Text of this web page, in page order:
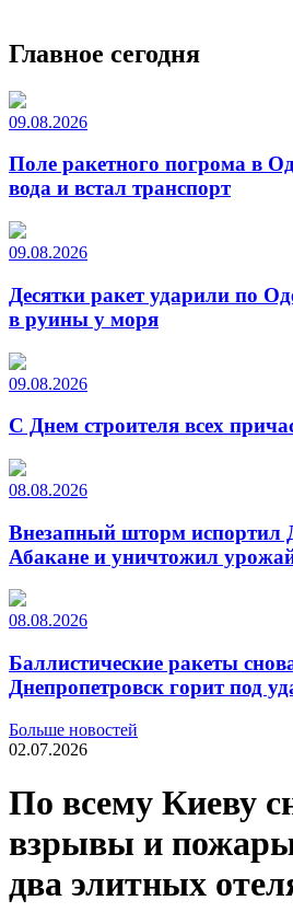
Главное сегодня
09.08.2026
Поле ракетного погрома в
вода и встал транспорт
09.08.2026
Десятки ракет ударили по
в руины у моря
09.08.2026
С Днем строителя всех
08.08.2026
Внезапный шторм испортил
Абакане и уничтожил
08.08.2026
Баллистические ракеты
Днепропетровск горит под
Больше новостей
02.07.2026
По всему Киеву
взрывы и
два элитных